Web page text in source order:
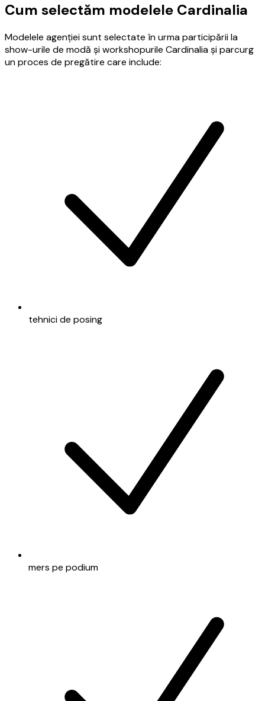
Cum selectăm modelele Cardinalia
Modelele agenției sunt selectate în urma participării la
show-urile de modă și workshopurile Cardinalia și parcurg
un proces de pregătire care include:
tehnici de posing
mers pe podium